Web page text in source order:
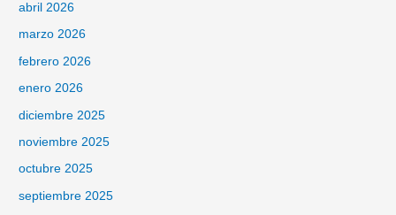
abril 2026
marzo 2026
febrero 2026
enero 2026
diciembre 2025
noviembre 2025
octubre 2025
septiembre 2025